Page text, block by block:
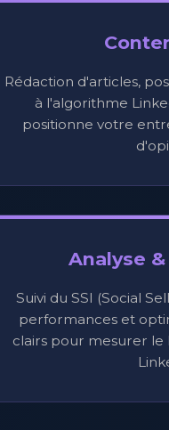
Rédaction d'articles,
à l'algorithme
positionne votre
Analyse
Suivi du SSI (Social
performances et
clairs pour mesurer le